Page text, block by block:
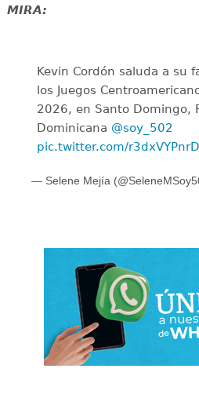
MIRA:
Kevin Cordón saluda a su
los Juegos
2026, en Santo Domingo,
Dominicana @soy_502
pic.twitter.com/r3dxVYPnrD
— Selene Mejía